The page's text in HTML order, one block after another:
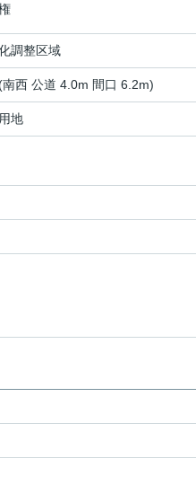
調整区域
西 公道 4.0m 間口 6.2m)
地